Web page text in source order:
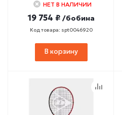
НЕТ В НАЛИЧИИ
19 754 ₽ /бобина
Код товара: spt0046920
В корзину